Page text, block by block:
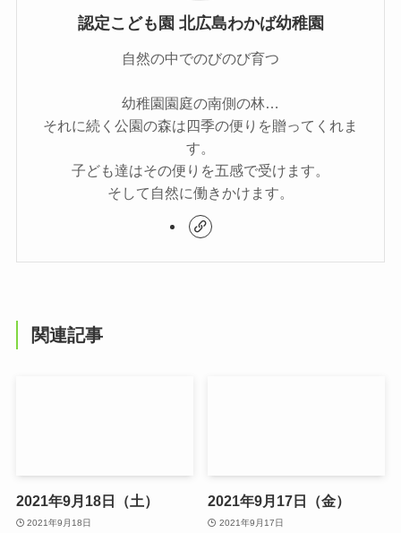
認定こども園 北広島わかば幼稚園
自然の中でのびのび育つ
幼稚園園庭の南側の林…
それに続く公園の森は四季の便りを贈ってくれま
す。
子ども達はその便りを五感で受けます。
そして自然に働きかけます。
関連記事
2021年9月18日（土）
2021年9月18日
2021年9月17日（金）
2021年9月17日